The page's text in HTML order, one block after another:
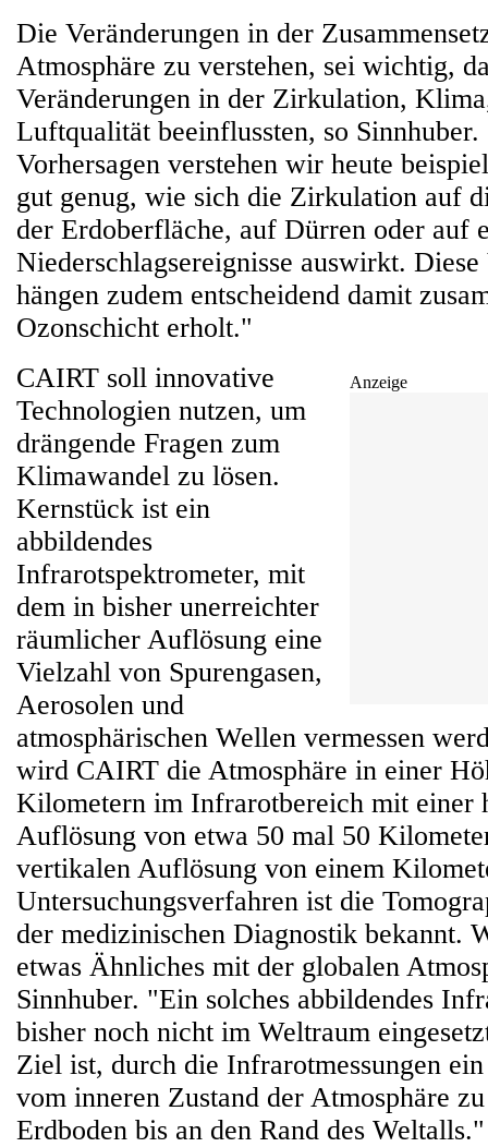
Die Veränderungen in der
Atmosphäre zu verstehen, sei wichtig,
Veränderungen in der Zirkulation,
Luftqualität beeinflussten, so
Vorhersagen verstehen wir heute
gut genug, wie sich die Zirkulation auf
der Erdoberfläche, auf Dürren oder auf
Niederschlagsereignisse auswirkt. Diese
hängen zudem entscheidend damit
Ozonschicht erholt."
Anzeige
CAIRT soll innovative
Technologien nutzen, um
drängende Fragen zum
Klimawandel zu lösen.
Kernstück ist ein
abbildendes
Infrarotspektrometer, mit
dem in bisher unerreichter
räumlicher Auflösung eine
Vielzahl von Spurengasen,
Aerosolen und
atmosphärischen Wellen vermessen
wird CAIRT die Atmosphäre in einer
Kilometern im Infrarotbereich mit einer
Auflösung von etwa 50 mal 50
vertikalen Auflösung von einem
Untersuchungsverfahren ist die
der medizinischen Diagnostik bekannt.
etwas Ähnliches mit der globalen
Sinnhuber. "Ein solches abbildendes
bisher noch nicht im Weltraum
Ziel ist, durch die Infrarotmessungen
vom inneren Zustand der Atmosphäre
Erdboden bis an den Rand des Weltalls."